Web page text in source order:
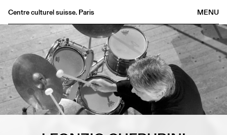
MENU
Centre culturel suisse. Paris
Agenda
Bookshop
Buvette
Archives
Medias
Publications